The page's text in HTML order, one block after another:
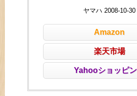
ヤマハ 2008-10-30
Amazon
楽天市場
Yahooショッピ